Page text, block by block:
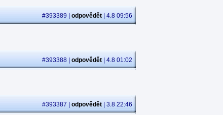
#393389 | odpovědět | 4.8 09:56
#393388 | odpovědět | 4.8 01:02
#393387 | odpovědět | 3.8 22:46